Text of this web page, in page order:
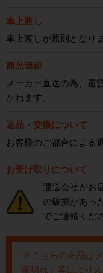
車上渡し
車上渡しが原則となり
商品追跡
メーカー直送の為、運
かねます。
返品・交換について
お客様のご都合による
お受け取りについて
運送会社がお
の破損があっ
でご連絡くだ
※こちらの商品は
庫切れ」等により